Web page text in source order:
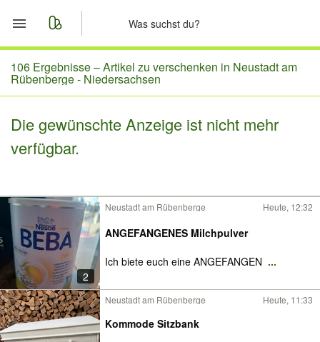
Start
Merkliste
Nachrichten
106 Ergebnisse –Artikel zu verschenken in Neustadt am
Rübenberge - Niedersachsen
Die gewünschte Anzeige ist nicht mehr
verfügbar.
2
Neustadt am Rübenberge Heute, 12:32
ANGEFANGENES Milchpulver
Ich biete euch eine ANGEFANGEN ...
Neustadt am Rübenberge Heute, 11:33
Kommode Sitzbank